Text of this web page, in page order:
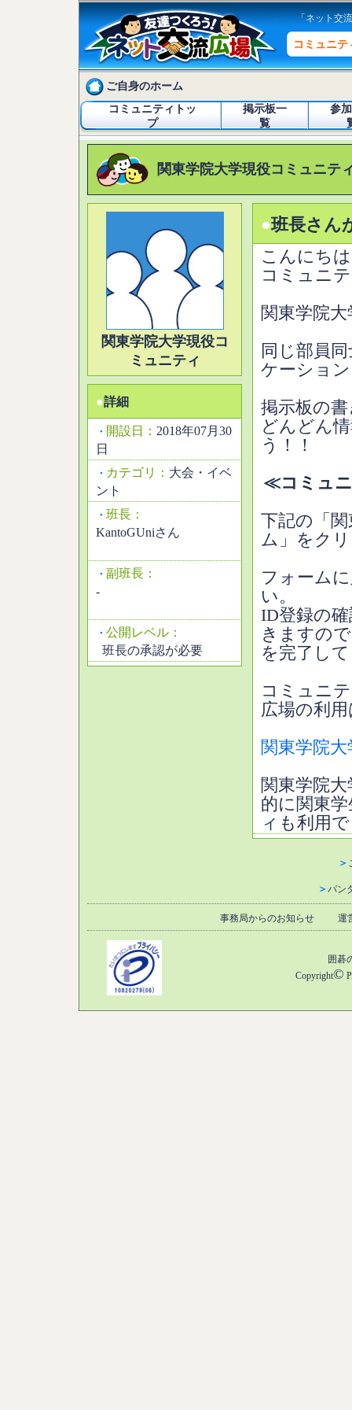
「ネット交
コミュニテ
ご自身のホーム
コミュニティトッ
プ
掲示板一
覧
参
関東学院大学現役コミュニテ
関東学院大学現役コ
ミュニティ
●詳細
・ 開設日： 2018年07月30
日
・ カテゴリ： 大会・イベ
ント
・ 班長：
KantoGUniさん
・ 副班長：
-
・ 公開レベル：
班長の承認が必要
●班長さん
こんにち
コミュニ
関東学院
同じ部員
ケーショ
掲示板の
どんどん
う！！
≪コミュ
下記の「
ム」をク
フォーム
い。
ID登録の
きますの
を完了し
コミュニ
広場の利
関東学院
関東学院
的に関東
ィも利用
＞
＞ パン
事務局からのお知らせ 運
囲碁
Copyright©